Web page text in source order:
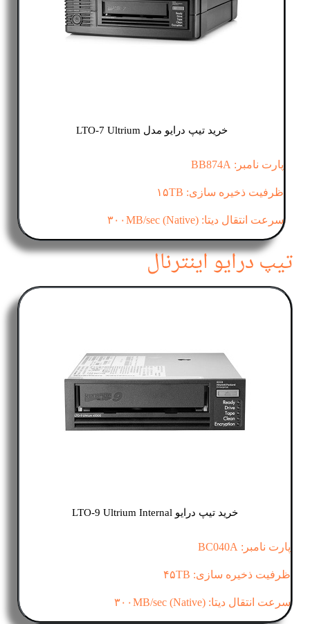
خرید تیپ درایو مدل LTO-7 Ultrium
پارت نامبر: BB874A
ظرفیت ذخیره سازی: ۱۵TB
سرعت انتقال دیتا: (۳۰۰MB/sec (Native
تیپ درایو اینترنال
خرید تیپ درایو LTO-9 Ultrium Internal
پارت نامبر: BC040A
ظرفیت ذخیره سازی: ۴۵TB
سرعت انتقال دیتا: (۳۰۰MB/sec (Native